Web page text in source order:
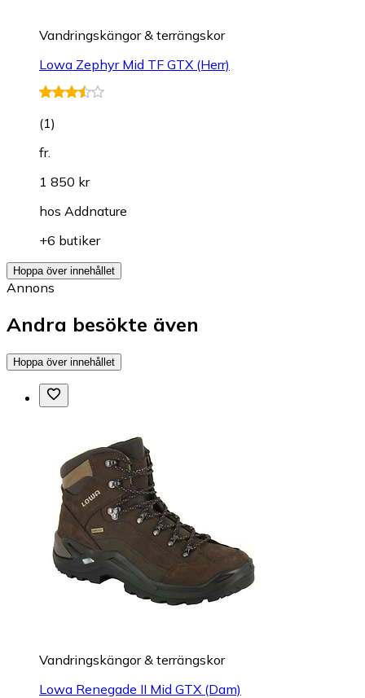
Vandringskängor & terrängskor
Lowa Zephyr Mid TF GTX (Herr)
(1)
fr.
1 850 kr
hos Addnature
+6 butiker
Hoppa över innehållet
Annons
Andra besökte även
Hoppa över innehållet
Vandringskängor & terrängskor
Lowa Renegade II Mid GTX (Dam)